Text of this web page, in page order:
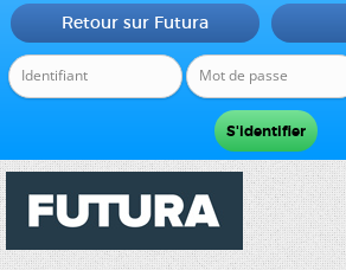
Retour sur Futura